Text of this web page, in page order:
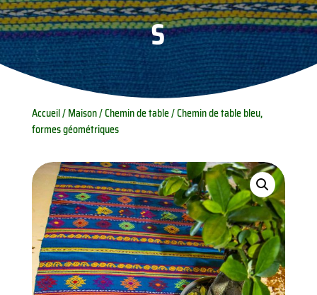
s
Accueil/Maison/Chemin de table/ Chemin de table bleu,
formes géométriques